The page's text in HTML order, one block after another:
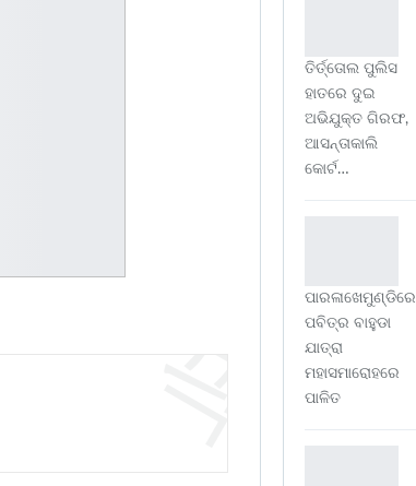
ତିର୍ତ୍ତୋଲ ପୁଲିସ
ହାତରେ ଦୁଇ
ଅଭିଯୁକ୍ତ ଗିରଫ,
ଆସନ୍ତାକାଲି
କୋର୍ଟ…
ପାରଳାଖେମୁଣ୍ଡିରେ
ପବିତ୍ର ବାହୁଡା
ଯାତ୍ରା
ମହାସମାରୋହରେ
ପାଳିତ